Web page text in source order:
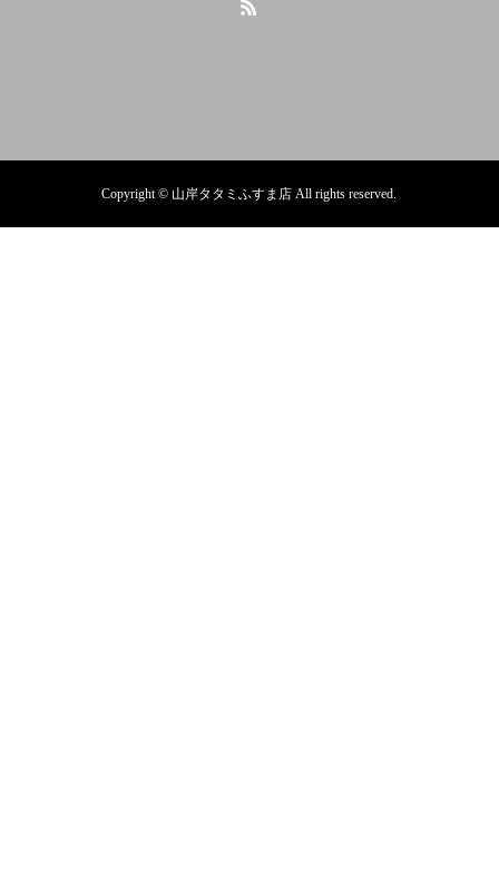
Copyright © 山岸タタミふすま店 All rights reserved.